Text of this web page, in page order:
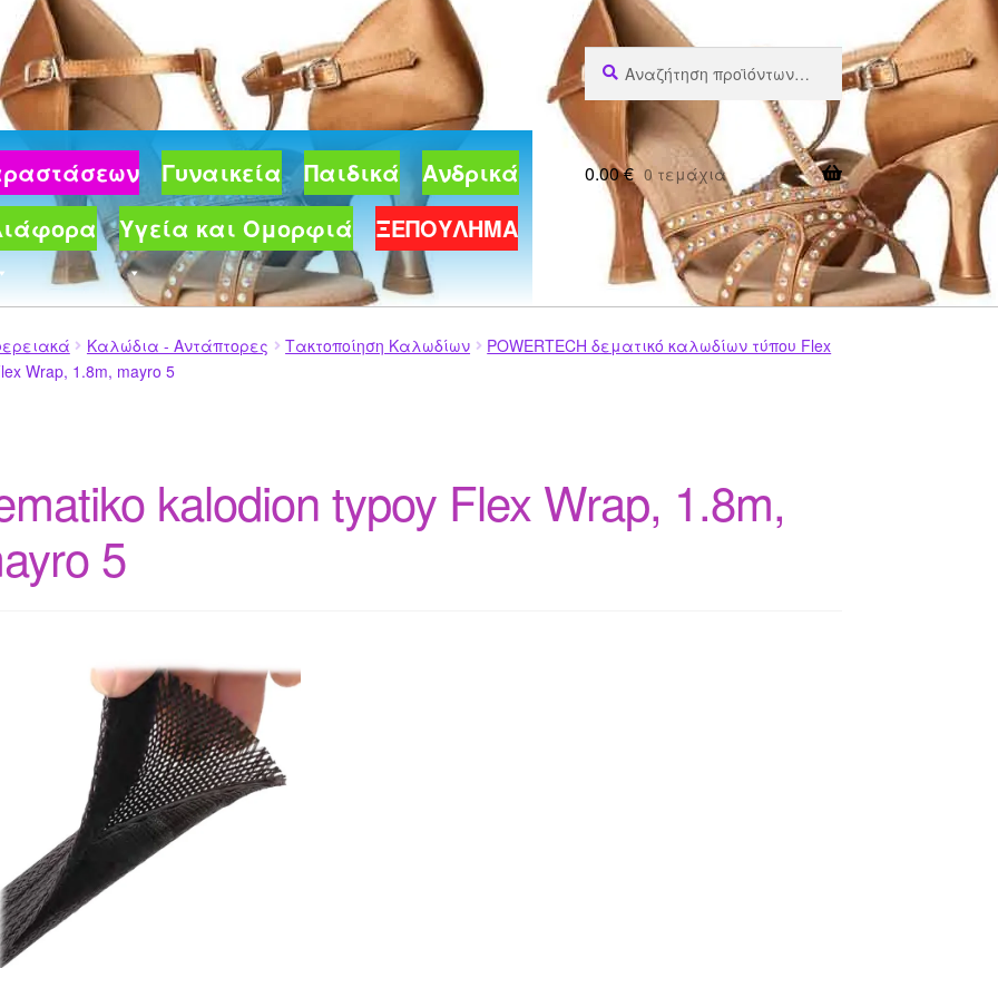
Αναζήτηση
για:
Αναζήτηση
Γυναικεία Παιδικά
Ανδρικά
Υγεία και Ομορφιά ΞΕΠΟΥΛΗΜΑ
0.00€ 0 τεμάχια
Καλώδια - Αντάπτορες Τακτοποίηση Καλωδίων
POWERTECH δεματικό καλωδίων τύπου Flex
Wrap, 1.8m, mayro 5
kalodion typoy Flex Wrap, 1.8m,
5